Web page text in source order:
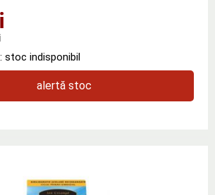
stoc indisponibil
alertă stoc